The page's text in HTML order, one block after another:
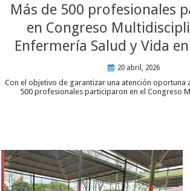
Más de 500 profesionales
en Congreso
Enfermería Salud y Vida
20 abril, 2026
Con el objetivo de garantizar una atención oportuna
500 profesionales participaron en el Congreso